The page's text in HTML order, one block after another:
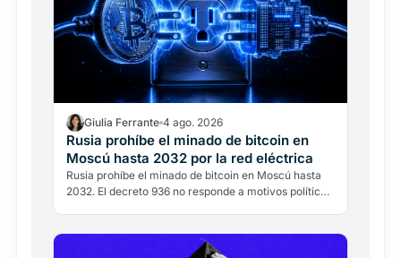
Giulia Ferrante 4 ago. 2026
Rusia prohíbe el minado de bitcoin en
Moscú hasta 2032 por la red eléctrica
Rusia prohíbe el minado de bitcoin en Moscú hasta
2032. El decreto 936 no responde a motivos políticos,